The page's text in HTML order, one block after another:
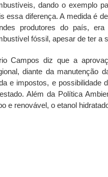
dando o exemplo
essa diferença. A medida é
produtores do país,
fóssil, apesar de ter a
Campos diz que a
diante da manutenção
e impostos, e possibilidade
Além da Política
e renovável, o etanol